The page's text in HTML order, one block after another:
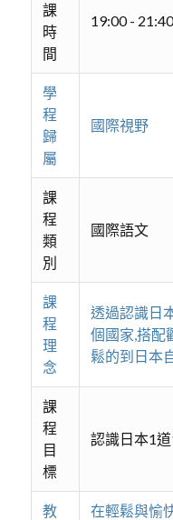
課
時
間
19:00 - 21:40
學
程
歸
屬
國際視野
課
程
類
別
國際語文
課
程
理
念
透過認識日
個國家,搭配
鬆的到日本
課
程
目
標
認識日本1
教
在輕鬆與愉